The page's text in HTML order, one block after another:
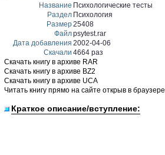
Название Психологические тесты
Раздел Психология
Размер25408
Файлpsytest.rar
Дата добавления 2002-04-06
Скачали 4664 раз
Скачать книгу в архиве RAR
Скачать книгу в архиве BZ2
Скачать книгу в архиве UCA
Читать книгу прямо на сайте открыв в браузере
Краткое описание/вступление: